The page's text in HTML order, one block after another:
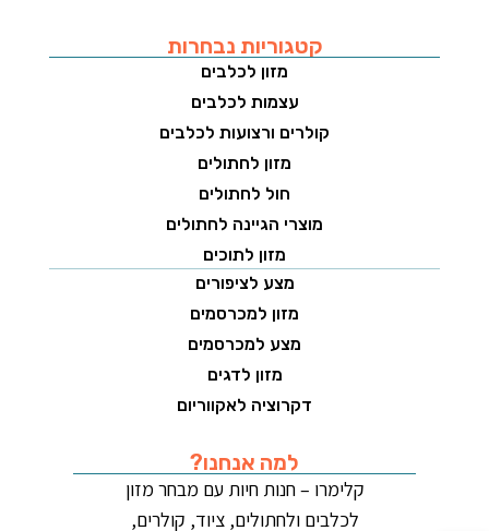
קטגוריות נבחרות
מזון לכלבים
עצמות לכלבים
קולרים ורצועות לכלבים
מזון לחתולים
חול לחתולים
מוצרי הגיינה לחתולים
מזון לתוכים
מצע לציפורים
מזון למכרסמים
מצע למכרסמים
מזון לדגים
דקרוציה לאקווריום
למה אנחנו?
קלימרו – חנות חיות עם מבחר מזון
לכלבים ולחתולים, ציוד, קולרים,